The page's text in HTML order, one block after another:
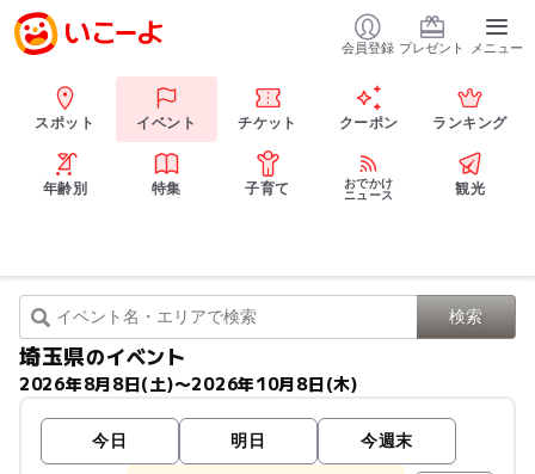
会員登録 プレゼント メニュー
スポット イベント チケット クーポン ランキング
年齢別 特集 子育て
おでかけ
ニュース
観光
埼玉県のイベント
2026年8月8日(土)〜2026年10月8日(木)
今日 明日 今週末